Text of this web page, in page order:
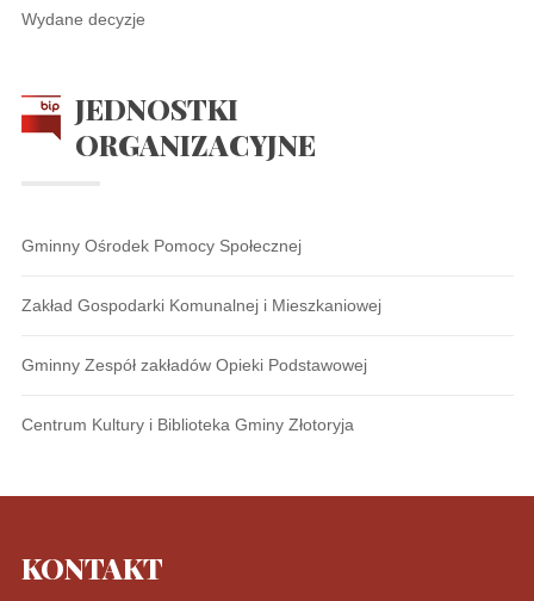
Wydane decyzje
JEDNOSTKI
ORGANIZACYJNE
Gminny Ośrodek Pomocy Społecznej
Zakład Gospodarki Komunalnej i Mieszkaniowej
Gminny Zespół zakładów Opieki Podstawowej
Centrum Kultury i Biblioteka Gminy Złotoryja
KONTAKT